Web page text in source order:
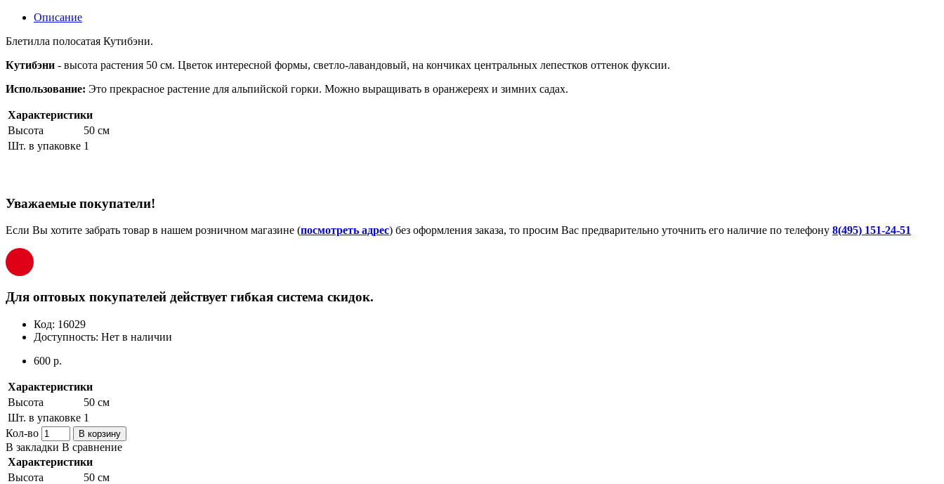
Описание
Блетилла полосатая Кутибэни.
Кутибэни - высота растения 50 см. Цветок интересной формы, светло-лавандовый, на кончиках центральных лепестков оттенок фуксии.
Использование: Это прекрасное растение для альпийской горки. Можно выращивать в оранжереях и зимних садах.
Характеристики
Высота
50 см
Шт. в упаковке 1
Уважаемые покупатели!
Если Вы хотите забрать товар в нашем розничном магазине (посмотреть адрес) без оформления заказа, то просим Вас предварительно уточнить его наличие по телефону 8(495) 151-24-51
Для оптовых покупателей действует гибкая система скидок.
Код: 16029
Доступность: Нет в наличии
600 р.
Характеристики
Высота
50 см
Шт. в упаковке 1
Кол-во
В корзину
В закладки В сравнение
Характеристики
Высота
50 см